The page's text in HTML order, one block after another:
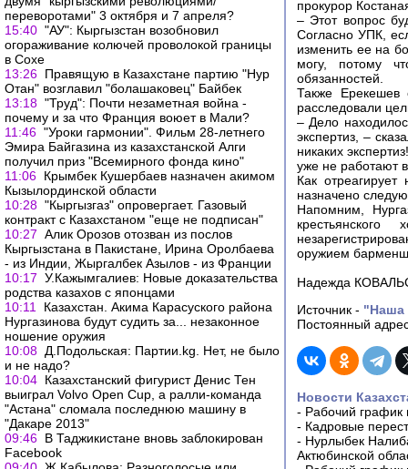
переворотами" 3 октября и 7 апреля?
15:40 "АУ": Кыргызстан возобновил
огораживание колючей проволокой границы
в Сохе
13:26 Правящую в Казахстане партию "Нур
Отан" возглавил "болашаковец" Байбек
13:18 "Труд": Почти незаметная война -
почему и за что Франция воюет в Мали?
11:46 "Уроки гармонии". Фильм 28-летнего
Эмира Байгазина из казахстанской Алги
получил приз "Всемирного фонда кино"
11:06 Крымбек Кушербаев назначен акимом
Кызылординской области
10:28 "Кыргызгаз" опровергает. Газовый
контракт с Казахстаном "еще не подписан"
10:27 Алик Орозов отозван из послов
Кыргызстана в Пакистане, Ирина Оролбаева
- из Индии, Жыргалбек Азылов - из Франции
10:17 У.Кажымгалиев: Новые доказательства
родства казахов с японцами
10:11
Казахстан. Акима Карасуского района
Нургазинова будут судить за... незаконное
ношение оружия
10:08 Д.Подольская: Партии.kg. Нет, не было
и не надо?
10:04 Казахстанский фигурист Денис Тен
выиграл Volvo Open Cup, а ралли-команда
"Астана" сломала последнюю машину в
"Дакаре 2013"
09:46 В Таджикистане вновь заблокирован
Facebook
прокурор
– Этот вопрос
Согласно УПК,
изменить ее на
могу, потому
обязанностей.
Также Ерекешев
расследовали
– Дело
экспертиз, –
никаких
уже не работают
Как
назначено
Напомним,
оружием
Надежда
Источник - "Наша
Постоянный
Новости
- Рабочий график
- Кадровые
- Нурлыбек
Актюбинской